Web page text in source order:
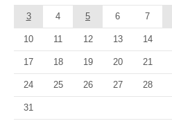
3 4 5 6 7
10 11 12 13 14
17 18 19 20 21
24 25 26 27 28
31